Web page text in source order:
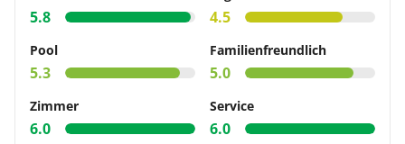
5.8 4.5
Pool
5.3
Familienfreundlich
5.0
Zimmer
6.0
Service
6.0